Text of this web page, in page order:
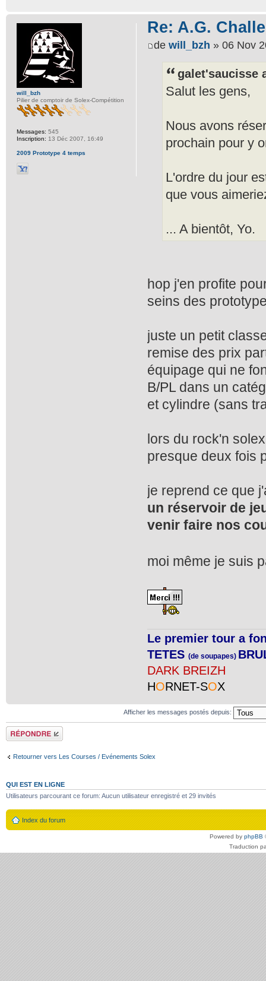
Re: A.G.
de will_bzh » 06 Nov
galet'saucisse
Salut les gens,
Nous avons
prochain pour y
L'ordre du jour
que vous
... A bientôt, Yo.
hop j'en profite
seins des
juste un petit
remise des prix
équipage qui ne
B/PL dans un
et cylindre (sans
lors du rock'n
presque deux fois
je reprend ce que
un réservoir de
venir faire nos
moi même je suis
Le premier tour a
TETES (de soupapes)
DARK BREIZH
HORNET-SOX
will_bzh
Pilier de comptoir de Solex-Compétition
Messages: 545
Inscription: 13 Déc 2007, 16:49
2009 Prototype 4 temps
Afficher les messages postés depuis:
Répondre
Retourner vers Les Courses / Evénements Solex
QUI EST EN LIGNE
Utilisateurs parcourant ce forum: Aucun utilisateur enregistré et 29 invités
Index du forum
Powered by phpBB
Traduction